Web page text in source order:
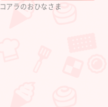
コアラのおひなさま